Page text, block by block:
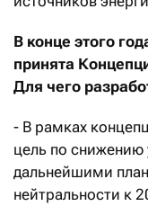
В конце этого
принята
Для чего
- В рамках
цель по снижению
дальнейшими
нейтральности к